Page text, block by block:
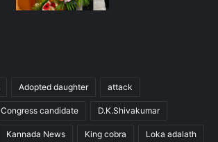
Adopted daughter attack
Congress candidate D.K.Shivakumar
Kannada News King cobra Loka adalath